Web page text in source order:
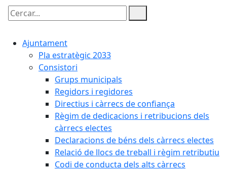
Cercar:
Ajuntament
Pla estratègic 2033
Consistori
Grups municipals
Regidors i regidores
Directius i càrrecs de confiança
Règim de dedicacions i retribucions dels
càrrecs electes
Declaracions de béns dels càrrecs electes
Relació de llocs de treball i règim retributiu
Codi de conducta dels alts càrrecs